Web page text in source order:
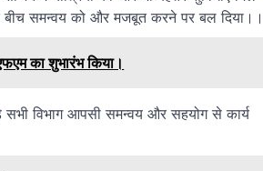
बीच समन्वय को और मजबूत करने पर बल दिया।।
का शुभारंभ किया।
विभाग आपसी समन्वय और सहयोग से कार्य